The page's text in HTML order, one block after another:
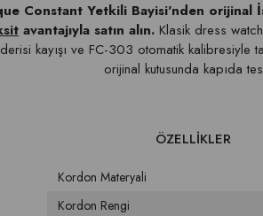
Constant Yetkili Bayisi'nden
avantajıyla satın alın.Klasik dress watch
kayışı ve FC-303 otomatik kalibresiyle
orijinal kutusunda kapıda
Kordon Materyali
Kordon Rengi